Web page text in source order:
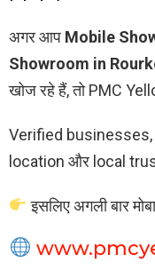
अगर आप Mobile
Showroom in
खोज रहे हैं, तो PMC
Verified
location और local
इसलिए अगली बार